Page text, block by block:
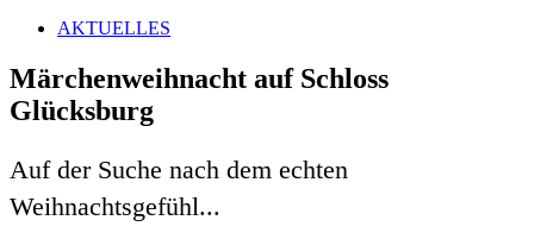
AKTUELLES
Märchenweihnacht auf Schloss
Glücksburg
Auf der Suche nach dem echten
Weihnachtsgefühl...